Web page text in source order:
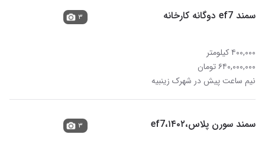
سمند ef7 دوگانه کارخانه
۴۰۰,۰۰۰ کیلومتر
۶۴۰,۰۰۰,۰۰۰ تومان
نیم ساعت پیش در شهرک زینبیه
۳
سمند سورن پلاس،۱۴۰۲،ef7 ۳